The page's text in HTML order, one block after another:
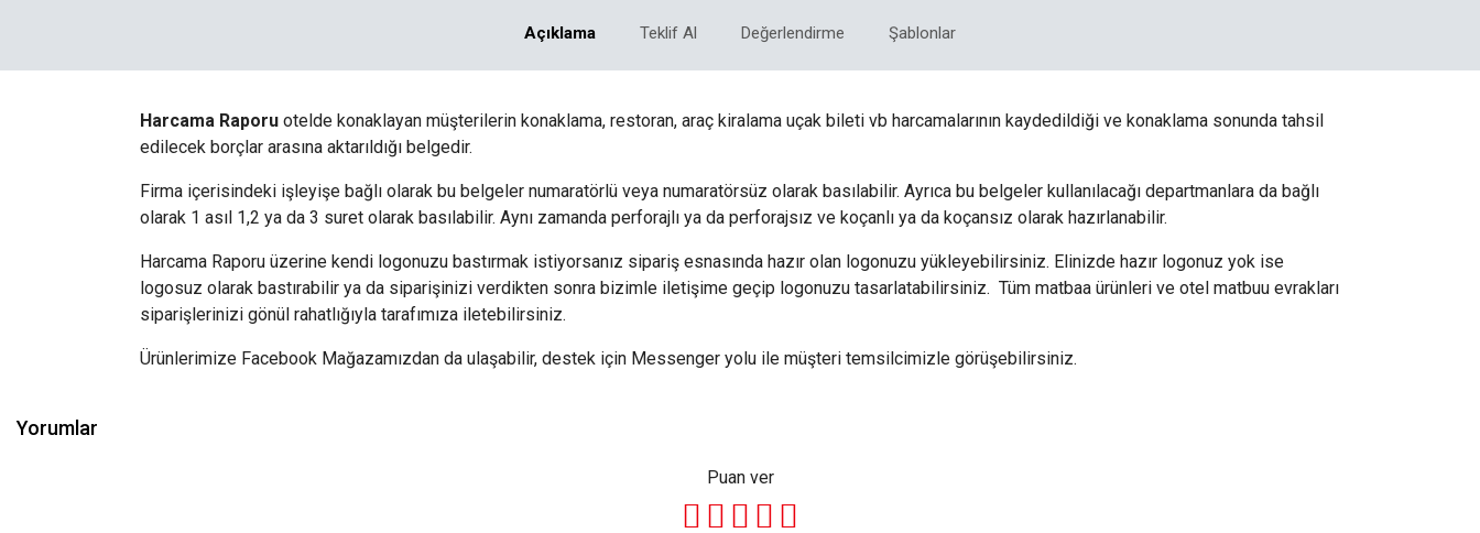
Açıklama Teklif Al Değerlendirme Şablonlar
Harcama Raporu otelde konaklayan müşterilerin konaklama, restoran, araç kiralama uçak bileti vb harcamalarının kaydedildiği ve konaklama sonunda tahsil
edilecek borçlar arasına aktarıldığı belgedir.
Firma içerisindeki işleyişe bağlı olarak bu belgeler numaratörlü veya numaratörsüz olarak basılabilir. Ayrıca bu belgeler kullanılacağı departmanlara da bağlı
olarak 1 asıl 1,2 ya da 3 suret olarak basılabilir. Aynı zamanda perforajlı ya da perforajsız ve koçanlı ya da koçansız olarak hazırlanabilir.
Harcama Raporu üzerine kendi logonuzu bastırmak istiyorsanız sipariş esnasında hazır olan logonuzu yükleyebilirsiniz. Elinizde hazır logonuz yok ise
logosuz olarak bastırabilir ya da siparişinizi verdikten sonra bizimle iletişime geçip logonuzu tasarlatabilirsiniz. Tüm matbaa ürünleri ve otel matbuu evrakları
siparişlerinizi gönül rahatlığıyla tarafımıza iletebilirsiniz.
Ürünlerimize Facebook Mağazamızdan da ulaşabilir, destek için Messenger yolu ile müşteri temsilcimizle görüşebilirsiniz.
Yorumlar
Puan ver